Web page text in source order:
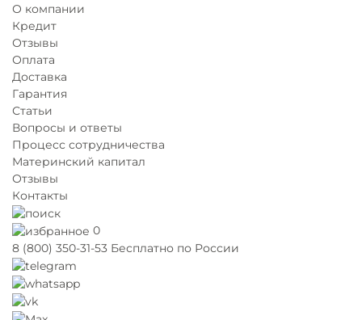
О компании
Кредит
Отзывы
Оплата
Доставка
Гарантия
Статьи
Вопросы и ответы
Процесс сотрудничества
Материнский капитал
Отзывы
Контакты
0
8 (800) 350-31-53 Бесплатно по России